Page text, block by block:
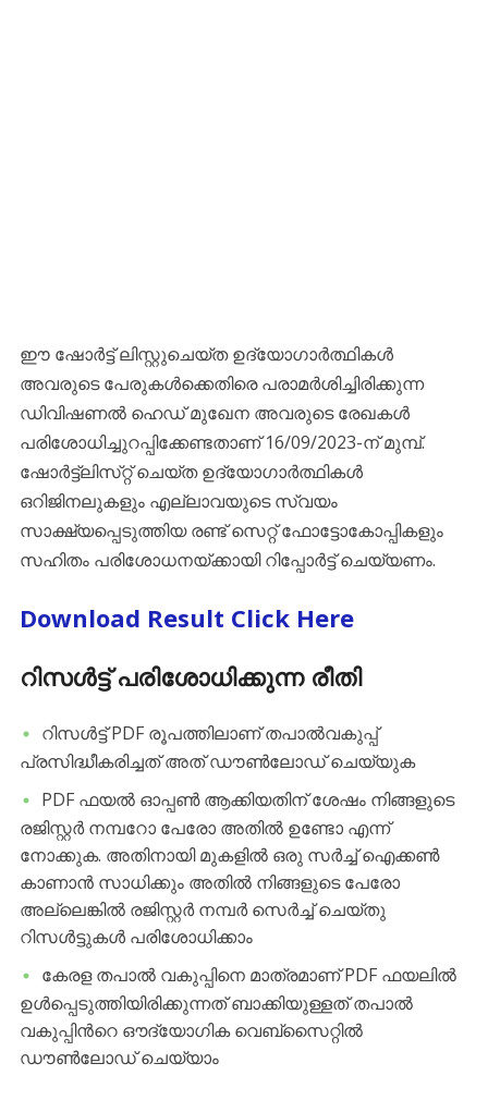
ഈ ഷോർട്ട് ലിസ്റ്റുചെയ്ത ഉദ്യോഗാർത്ഥികൾ
അവരുടെ പേരുകൾക്കെതിരെ പരാമർശിച്ചിരിക്കുന്ന
ഡിവിഷണൽ ഹെഡ് മുഖേന അവരുടെ രേഖകൾ
പരിശോധിച്ചുറപ്പിക്കേണ്ടതാണ് 16/09/2023-ന് മുമ്പ്.
ഷോർട്ട്‌ലിസ്‌റ്റ് ചെയ്‌ത ഉദ്യോഗാർത്ഥികൾ
ഒറിജിനലുകളും എല്ലാവയുടെ സ്വയം
സാക്ഷ്യപ്പെടുത്തിയ രണ്ട് സെറ്റ് ഫോട്ടോകോപ്പികളും
സഹിതം പരിശോധനയ്‌ക്കായി റിപ്പോർട്ട് ചെയ്യണം.
Download Result Click Here
റിസൾട്ട് പരിശോധിക്കുന്ന രീതി
റിസൾട്ട് PDF രൂപത്തിലാണ് തപാൽവകുപ്പ്
പ്രസിദ്ധീകരിച്ചത് അത് ഡൗൺലോഡ് ചെയ്യുക
PDF ഫയൽ ഓപ്പൺ ആക്കിയതിന് ശേഷം നിങ്ങളുടെ
രജിസ്റ്റർ നമ്പറോ പേരോ അതിൽ ഉണ്ടോ എന്ന്
നോക്കുക. അതിനായി മുകളിൽ ഒരു സർച്ച് ഐക്കൺ
കാണാൻ സാധിക്കും അതിൽ നിങ്ങളുടെ പേരോ
അല്ലെങ്കിൽ രജിസ്റ്റർ നമ്പർ സെർച്ച് ചെയ്തു
റിസൾട്ടുകൾ പരിശോധിക്കാം
കേരള തപാൽ വകുപ്പിനെ മാത്രമാണ് PDF ഫയലിൽ
ഉൾപ്പെടുത്തിയിരിക്കുന്നത് ബാക്കിയുള്ളത് തപാൽ
വകുപ്പിൻറെ ഔദ്യോഗിക വെബ്സൈറ്റിൽ
ഡൗൺലോഡ് ചെയ്യാം